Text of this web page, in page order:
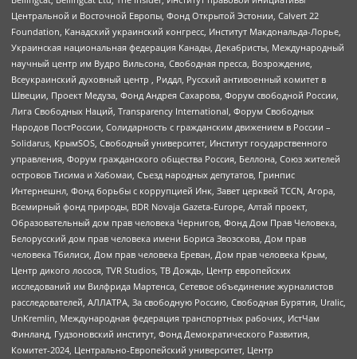
Центральной и Восточной Европы, Фонд Открытой Эстонии, Calvert 22
Foundation, Канадский украинский конгресс, Институт Макдональда-Лорье,
Украинская национальная федерация Канады, Декабристы, Международный
научный центр им Вудро Вильсона, Свободная пресса, Возрождение,
Всеукраинский духовный центр , Риддл, Русский антивоенный комитет в
Швеции, Проект Медуза, Фонд Андрея Сахарова, Форум свободной России,
Лига Свободных Наций, Transparеncy International, Форум Свободных
Народов ПостРоссии, Солидарность с гражданским движением в России –
Solidarus, КрымSOS, Свободный университет, Институт государственного
управления, Форум гражданского общества Россия, Беллона, Союз жителей
островов Тисима и Хабомаи, Съезд народных депутатов, Гринпис
Интернешнл, Фонд борьбы с коррупцией Инк, Завет церквей TCCN, Агора,
Всемирный фонд природы, BDR Novaja Gazeta-Europe, Алтай проект,
Образовательный дом прав человека Чернигов, Фонд Дом Прав Человека,
Белорусский дом прав человека имени Бориса Звозскова, Дом прав
человека Тбилиси, Дом прав человека Ереван, Дом прав человека Крым,
Центр дикого лосося, TVR Studios, ТВ Дождь, Центр европейских
исследований им Вилфрида Мартенса, Сетевое объединение журналистов
расследователей, АЛЛАТРА, За свободную Россию, Свободная Бурятия, Uralic,
UnKremlin, Международная федерация транспортных рабочих, ИстЧам
Финланд, Гудзоновский институт, Фонд Демократического Развития,
Комитет-2024, Центрально-Европейский университет, Центр